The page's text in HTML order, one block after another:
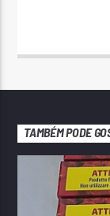
TAMBÉM PODE